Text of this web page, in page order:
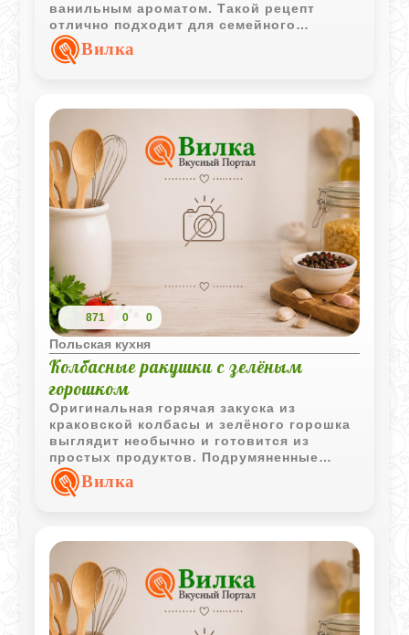
ванильным ароматом. Такой рецепт
отлично подходит для семейного
чаепития и позволяет приготовить как
обычное печенье, так и вариант с
Вилка
871 0 0
Польская кухня
Колбасные ракушки с зелёным
горошком
Оригинальная горячая закуска из
краковской колбасы и зелёного горошка
выглядит необычно и готовится из
простых продуктов. Подрумяненные
колбасные «ракушки» хорошо подходят
для праздничной подачи.
Вилка